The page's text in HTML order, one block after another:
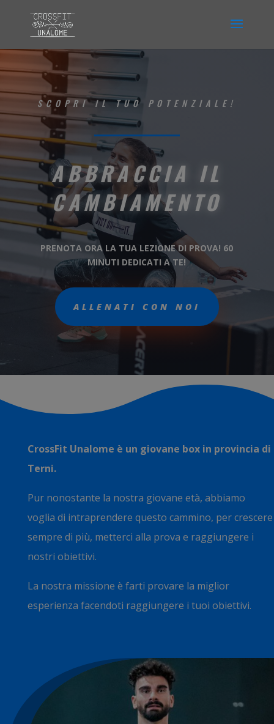
SCOPRI IL TUO POTENZIALE!
ABBRACCIA IL
CAMBIAMENTO
PRENOTA ORA LA TUA LEZIONE DI PROVA! 60
MINUTI DEDICATI A TE!
ALLENATI CON NOI
CrossFit Unalome è un giovane box in provincia di
Terni.
Pur nonostante la nostra giovane età, abbiamo
voglia di intraprendere questo cammino, per crescere
sempre di più, metterci alla prova e raggiungere i
nostri obiettivi.
La nostra missione è farti provare la miglior
esperienza facendoti raggiungere i tuoi obiettivi.